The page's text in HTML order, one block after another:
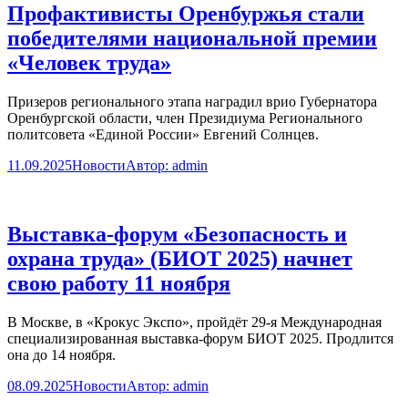
Профактивисты Оренбуржья стали
победителями национальной премии
«Человек труда»
Призеров регионального этапа наградил врио Губернатора
Оренбургской области, член Президиума Регионального
политсовета «Единой России» Евгений Солнцев.
11.09.2025НовостиАвтор: admin
Выставка-форум «Безопасность и
охрана труда» (БИОТ 2025) начнет
свою работу 11 ноября
В Москве, в «Крокус Экспо», пройдёт 29-я Международная
специализированная выставка-форум БИОТ 2025. Продлится
она до 14 ноября.
08.09.2025НовостиАвтор: admin